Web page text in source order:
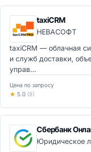
taxiCRM
НЕВАСОФТ
taxiCRM — облачная
и служб доставки,
управ...
Цена по запросу
★ 5.0 (8)
Сбербанк
Юридическое